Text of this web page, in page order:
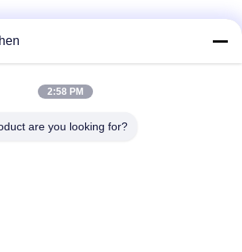
Kategorien Alle
Ultraschall-
2:58 PM
are you looking for?